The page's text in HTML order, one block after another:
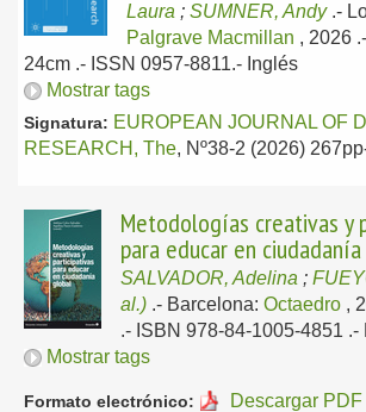
Laura ; SUMNER, Andy .-
Palgrave Macmillan , 2026
24cm .- ISSN 0957-8811.- Inglés
Mostrar tags
Signatura: EUROPEAN JOURNAL OF
RESEARCH, The, Nº38-2 (2026)
Metodologías creativas y
para educar en
SALVADOR, Adelina ;
al.) .- Barcelona: Octaedro ,
.- ISBN 978-84-1005-4851 .-
Mostrar tags
Formato electrónico: Descargar PDF